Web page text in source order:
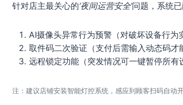
针对店主最关心的‘夜间运营安全’问题，系统已
AI摄像头异常行为预警（对破坏设备行为
取件码二次验证（支付后需输入动态码才
远程锁定功能（突发情况可一键暂停所有
注：建议店铺安装智能灯控系统，感应到顾客扫码自动